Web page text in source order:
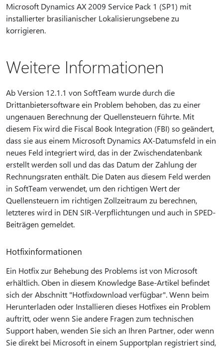
Microsoft Dynamics AX 2009 Service Pack 1 (SP1) mit
installierter brasilianischer Lokalisierungsebene zu
korrigieren.
Weitere Informationen
Ab Version 12.1.1 von SoftTeam wurde durch die
Drittanbietersoftware ein Problem behoben, das zu einer
ungenauen Berechnung der Quellensteuern führte. Mit
diesem Fix wird die Fiscal Book Integration (FBI) so geändert,
dass sie aus einem Microsoft Dynamics AX-Datumsfeld in ein
neues Feld integriert wird, das in der Zwischendatenbank
erstellt werden soll und das das Datum der Zahlung der
Rechnungsraten enthält. Die Daten aus diesem Feld werden
in SoftTeam verwendet, um den richtigen Wert der
Quellensteuern im richtigen Zollzeitraum zu berechnen,
letzteres wird in DEN SIR-Verpflichtungen und auch in SPED-
Beiträgen gemeldet.
Hotfixinformationen
Ein Hotfix zur Behebung des Problems ist von Microsoft
erhältlich. Oben in diesem Knowledge Base-Artikel befindet
sich der Abschnitt "Hotfixdownload verfügbar". Wenn beim
Herunterladen oder Installieren dieses Hotfixes ein Problem
auftritt, oder wenn Sie andere Fragen zum technischen
Support haben, wenden Sie sich an Ihren Partner, oder wenn
Sie direkt bei Microsoft in einem Supportplan registriert sind,